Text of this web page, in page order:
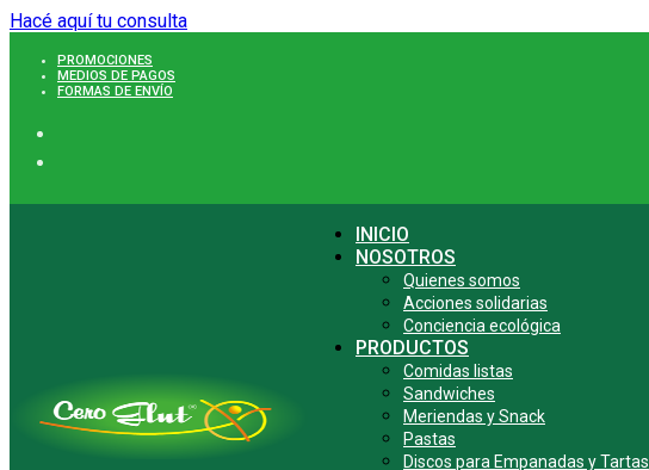
Hacé aquí tu consulta
contenido
PROMOCIONES
MEDIOS DE PAGOS
FORMAS DE ENVÍO
INICIO
NOSOTROS
Quienes somos
Acciones solidarias
Conciencia ecológica
PRODUCTOS
Comidas listas
Sandwiches
Meriendas y Snack
Pastas
Discos para Empanadas y Tartas